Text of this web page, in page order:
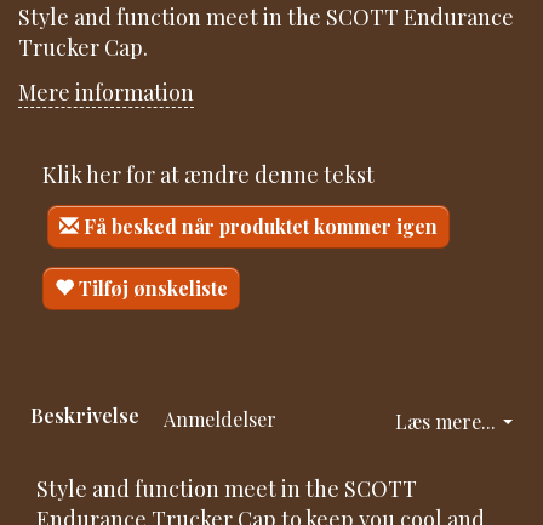
Style and function meet in the SCOTT Endurance
Trucker Cap.
Mere information
Klik her for at ændre denne tekst
Få besked når produktet kommer igen
Tilføj ønskeliste
Læs mere...
Beskrivelse Anmeldelser
Style and function meet in the SCOTT